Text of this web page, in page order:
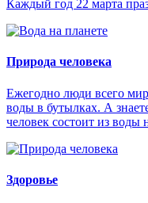
Каждый год 22 марта
Природа человека
Ежегодно люди всего
воды в бутылках. А
человек состоит из воды
Здоровье